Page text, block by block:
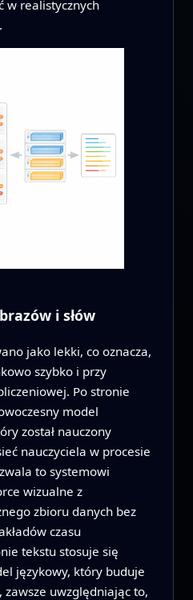
w realistycznych
i słów
jako lekki, co oznacza,
szybko i przy
Po stronie
model
został nauczony
nauczyciela w procesie
to systemowi
wizualne z
zbioru danych bez
czasu
tekstu stosuje się
językowy, który buduje
zawsze uwzględniając to,